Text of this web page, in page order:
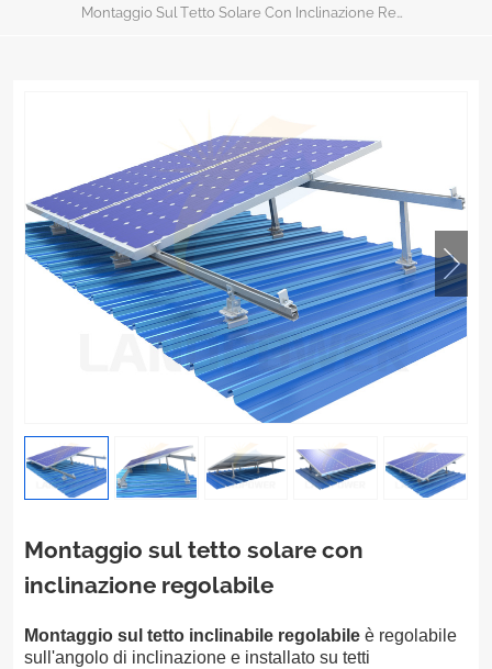
Montaggio sul tetto solare con
inclinazione regolabile
Montaggio sul tetto inclinabile regolabile è regolabile
sull'angolo di inclinazione e installato su tetti